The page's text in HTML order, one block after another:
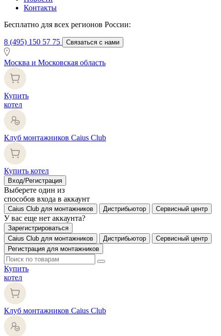
Контакты
Бесплатно для всех регионов России:
8 (495) 150 57 75 Связаться с нами
Москва и Московская область
Купить
котел
Клуб монтажников Caius Club
Купить котел
Вход/Регистрация
Выберете один из
способов входа в аккаунт
Caius Club для монтажников Дистрибьютор Сервисный центр
У вас еще нет аккаунта?
Зарегистрироваться
Caius Club для монтажников
Дистрибьютор
Сервисный центр
Регистрация для монтажников
Купить
котел
Клуб монтажников Caius Club